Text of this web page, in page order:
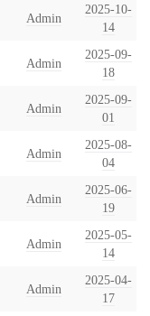
Admin
2025-10-
14
Admin
2025-09-
18
Admin
2025-09-
01
Admin
2025-08-
04
Admin
2025-06-
19
Admin
2025-05-
14
Admin
2025-04-
17